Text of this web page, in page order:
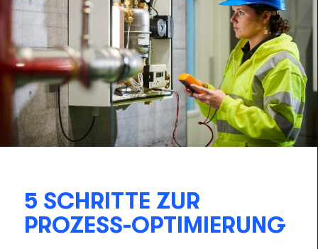
5 SCHRITTE ZUR
PROZESS-OPTIMIERUNG